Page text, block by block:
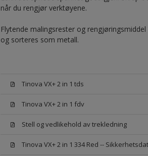
når du rengjør verktøyene.
Flytende malingsrester og
og sorteres som metall.
Tinova VX+ 2 in 1 tds
Tinova VX+ 2 in 1 fdv
Stell og vedlikehold av trekledning
Tinova VX+ 2 in 1 334 Red --